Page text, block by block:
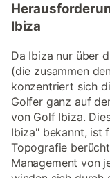
Ibiza
Da Ibiza nur über
(die zusammen
konzentriert sich
Golfer ganz auf
von Golf Ibiza.
Ibiza" bekannt, ist
Topografie
Management von